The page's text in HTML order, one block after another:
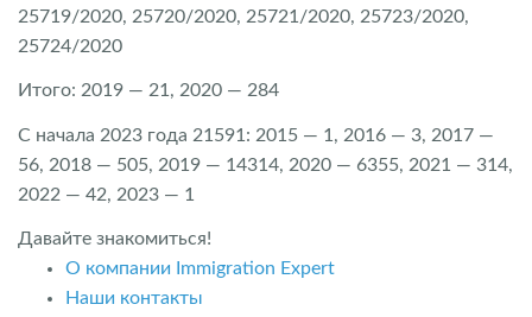
25719/2020, 25720/2020, 25721/2020, 25723/2020,
25724/2020
Итого: 2019 — 21, 2020 — 284
С начала 2023 года 21591: 2015 — 1, 2016 — 3, 2017 —
56, 2018 — 505, 2019 — 14314, 2020 — 6355, 2021 — 314,
2022 — 42, 2023 — 1
Давайте знакомиться!
О компании Immigration Expert
Наши контакты